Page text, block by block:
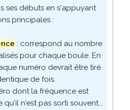
ses débuts en s'appuyant
principales :
: correspond au nombre
pour chaque boule. En
numéro devrait être tiré
de fois.
dont la fréquence est
qu'il n'est pas sorti souvent...